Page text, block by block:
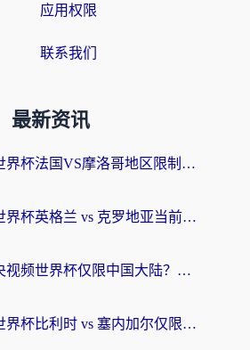
应用权限
联系我们
最新资讯
在国外看世界杯法国VS摩洛哥地区限制？这篇指南让你流畅看中文解说无压力
在国外看世界杯英格兰 vs 克罗地亚当前地区不可播放？这篇指南帮你搞定所有海外观赛难题
在海外看央视频世界杯仅限中国大陆？这篇指南帮你解锁中文解说+无卡顿直播
在海外看世界杯比利时 vs 塞内加尔仅限中国大陆？我找到了最流畅的中文解说之路